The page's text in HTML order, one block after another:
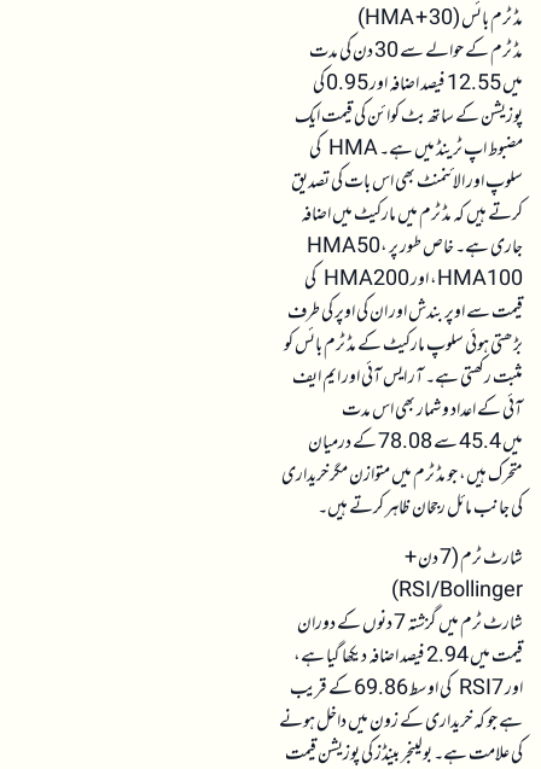
مڈ ٹرم بائس (30 + HMA)
مڈ ٹرم کے حوالے سے 30 دن کی مدت
میں 12.55 فیصد اضافہ اور 0.95 کی
پوزیشن کے ساتھ بٹ کوائن کی قیمت ایک
مضبوط اپ ٹرینڈ میں ہے۔ HMA کی
سلوپ اور الائنمنٹ بھی اس بات کی تصدیق
کرتے ہیں کہ مڈ ٹرم میں مارکیٹ میں اضافہ
جاری ہے۔ خاص طور پر HMA50،
HMA100، اور HMA200 کی
قیمت سے اوپر بندش اور ان کی اوپر کی طرف
بڑھتی ہوئی سلوپ مارکیٹ کے مڈ ٹرم بائس کو
مثبت رکھتی ہے۔ آر ایس آئی اور ایم ایف
آئی کے اعداد و شمار بھی اس مدت
میں 45.4 سے 78.08 کے درمیان
متحرک ہیں، جو مڈ ٹرم میں متوازن مگر خریداری
کی جانب مائل رجحان ظاہر کرتے ہیں۔
شارٹ ٹرم (7 دن +
RSI/Bollinger)
شارٹ ٹرم میں گزشتہ 7 دنوں کے دوران
قیمت میں 2.94 فیصد اضافہ دیکھا گیا ہے،
اور RSI7 کی اوسط 69.86 کے قریب
ہے جو کہ خریداری کے زون میں داخل ہونے
کی علامت ہے۔ بولینجر بینڈز کی پوزیشن قیمت